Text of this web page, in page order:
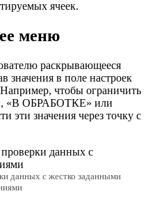
ячеек.
меню
раскрывающееся
значения в поле настроек
чтобы ограничить
«В ОБРАБОТКЕ» или
значения через точку с
данных с жестко заданными